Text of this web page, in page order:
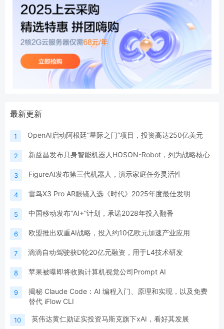
最新更新
1 OpenAI启动阿根廷“星际之门”项目，投资高达250亿美元
2 新益昌发布具身智能机器人HOSON-Robot，列为战略核心
3 FigureAI发布第三代机器人，演示家庭任务灵活性
4 雷鸟X3 Pro AR眼镜入选《时代》2025年度最佳发明
5 中国移动发布“AI+”计划，承诺2028年投入翻番
6 欧盟推出双重AI战略，投入约10亿欧元加速产业应用
7 滴滴自动驾驶获D轮20亿元融资，用于L4技术研发
8 苹果被曝即将收购计算机视觉公司Prompt AI
9
揭秘 Claude Code：AI 编程入门、原理和实现，以及免费
替代 iFlow CLI
10 英伟达黄仁勋证实投资马斯克旗下xAI，看好其发展